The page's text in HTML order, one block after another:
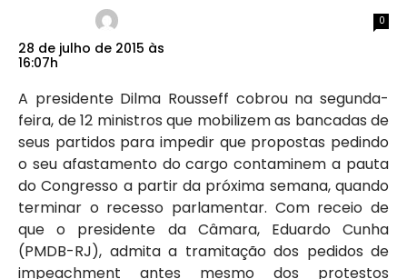
28 de julho de 2015 às
16:07h
0
A presidente Dilma Rousseff cobrou na segunda-
feira, de 12 ministros que mobilizem as bancadas de
seus partidos para impedir que propostas pedindo
o seu afastamento do cargo contaminem a pauta
do Congresso a partir da próxima semana, quando
terminar o recesso parlamentar. Com receio de
que o presidente da Câmara, Eduardo Cunha
(PMDB-RJ), admita a tramitação dos pedidos de
impeachment antes mesmo dos protestos